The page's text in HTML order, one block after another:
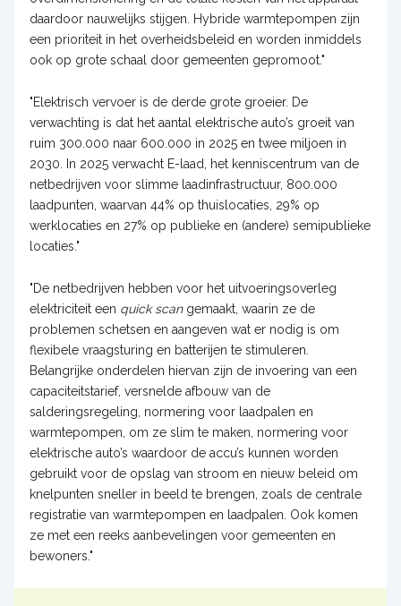
daardoor nauwelijks stijgen. Hybride warmtepompen zijn
een prioriteit in het overheidsbeleid en worden inmiddels
ook op grote schaal door gemeenten gepromoot."
"Elektrisch vervoer is de derde grote groeier. De
verwachting is dat het aantal elektrische auto’s groeit van
ruim 300.000 naar 600.000 in 2025 en twee miljoen in
2030. In 2025 verwacht E-laad, het kenniscentrum van de
netbedrijven voor slimme laadinfrastructuur, 800.000
laadpunten, waarvan 44% op thuislocaties, 29% op
werklocaties en 27% op publieke en (andere) semipublieke
locaties."
"De netbedrijven hebben voor het uitvoeringsoverleg
elektriciteit een quick scangemaakt, waarin ze de
problemen schetsen en aangeven wat er nodig is om
flexibele vraagsturing en batterijen te stimuleren.
Belangrijke onderdelen hiervan zijn de invoering van een
capaciteitstarief, versnelde afbouw van de
salderingsregeling, normering voor laadpalen en
warmtepompen, om ze slim te maken, normering voor
elektrische auto’s waardoor de accu’s kunnen worden
gebruikt voor de opslag van stroom en nieuw beleid om
knelpunten sneller in beeld te brengen, zoals de centrale
registratie van warmtepompen en laadpalen. Ook komen
ze met een reeks aanbevelingen voor gemeenten en
bewoners."